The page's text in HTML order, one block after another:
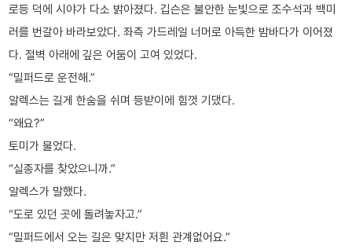
로등 덕에 시야가 다소 밝아졌다. 깁슨은 불안한 눈빛으로 조수석과 백미
러를 번갈아 바라보았다. 좌측 가드레일 너머로 아득한 밤바다가 이어졌
다. 절벽 아래에 깊은 어둠이 고여 있었다.
“밀퍼드로 운전해.”
알렉스는 길게 한숨을 쉬며 등받이에 힘껏 기댔다.
“왜요?”
토미가 물었다.
“실종자를 찾았으니까.”
알렉스가 말했다.
“도로 있던 곳에 돌려놓자고.”
“밀퍼드에서 오는 길은 맞지만 저흰 관계없어요.”